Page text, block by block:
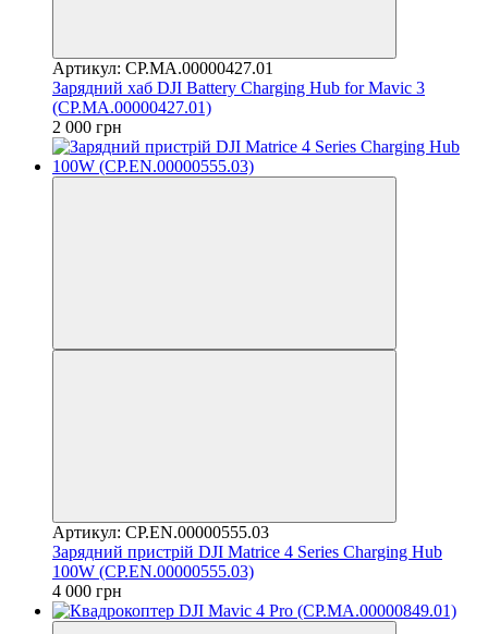
Артикул: CP.MA.00000427.01
Зарядний хаб DJI Battery Charging Hub for Mavic 3
(CP.MA.00000427.01)
2 000 грн
Артикул: CP.EN.00000555.03
Зарядний пристрій DJI Matrice 4 Series Charging Hub
100W (CP.EN.00000555.03)
4 000 грн